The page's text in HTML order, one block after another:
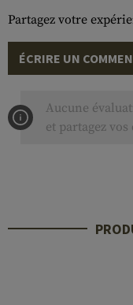
Partagez votre
ÉCRIRE UN
Aucune
et partagez